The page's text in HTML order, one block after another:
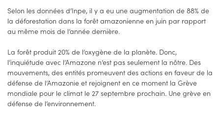
Selon les données d’Inpe, il y a eu une augmentation de 88% de
la déforestation dans la forêt amazonienne en juin par rapport
au même mois de l’année dernière.
La forêt produit 20% de l’oxygène de la planète. Donc,
l’inquiétude avec l’Amazone n’est pas seulement la nôtre. Des
mouvements, des entités promeuvent des actions en faveur de la
défense de l’Amazonie et rejoignent en ce moment la Grève
mondiale pour le climat le 27 septembre prochain. Une grève en
défense de l’environnement.